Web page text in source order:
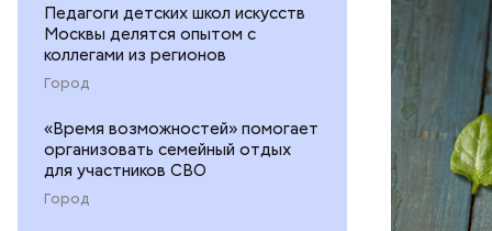
Педагоги детских школ искусств
Москвы делятся опытом с
коллегами из регионов
Город
«Время возможностей» помогает
организовать семейный отдых
для участников СВО
Город
ЗДОРОВЬЕ